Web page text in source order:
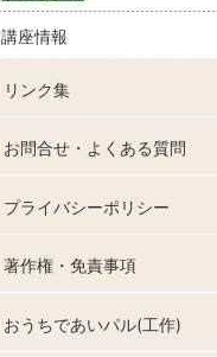
講座情報
リンク集
お問合せ・よくある質問
プライバシーポリシー
著作権・免責事項
おうちであいパル(工作)